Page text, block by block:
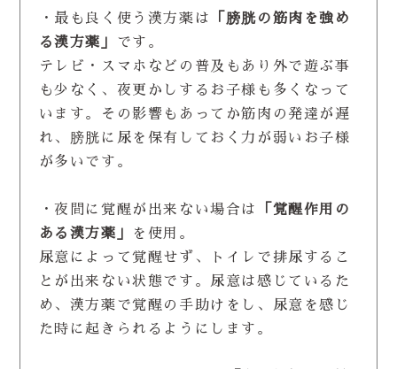
・最も良く使う漢方薬は
「膀胱の筋肉を強め
る漢方薬」 です。
テレビ・スマホなどの普及もあり外で遊ぶ事
も少なく、夜更かしするお子様も多くなって
います。その影響もあってか筋肉の発達が遅
れ、膀胱に尿を保有しておく力が弱いお子様
が多いです。
・夜間に覚醒が出来ない場合は
「覚醒作用の
ある漢方薬」
を使用。
尿意によって覚醒せず、トイレで排尿するこ
とが出来ない状態です。尿意は感じているた
め、漢方薬で覚醒の手助けをし、尿意を感じ
た時に起きられるようにします。